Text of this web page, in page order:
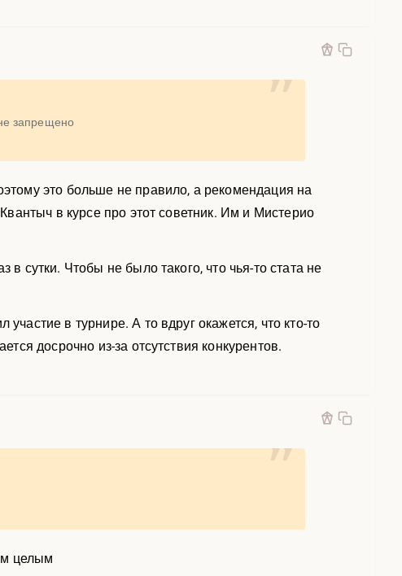
запрещено
это больше не правило, а рекомендация на
в курсе про этот советник. Им и Мистерио
сутки. Чтобы не было такого, что чья-то стата не
в турнире. А то вдруг окажется, что кто-то
досрочно из-за отсутствия конкурентов.
целым